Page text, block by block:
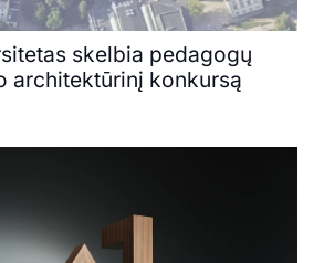
skelbia pedagogų
architektūrinį konkursą